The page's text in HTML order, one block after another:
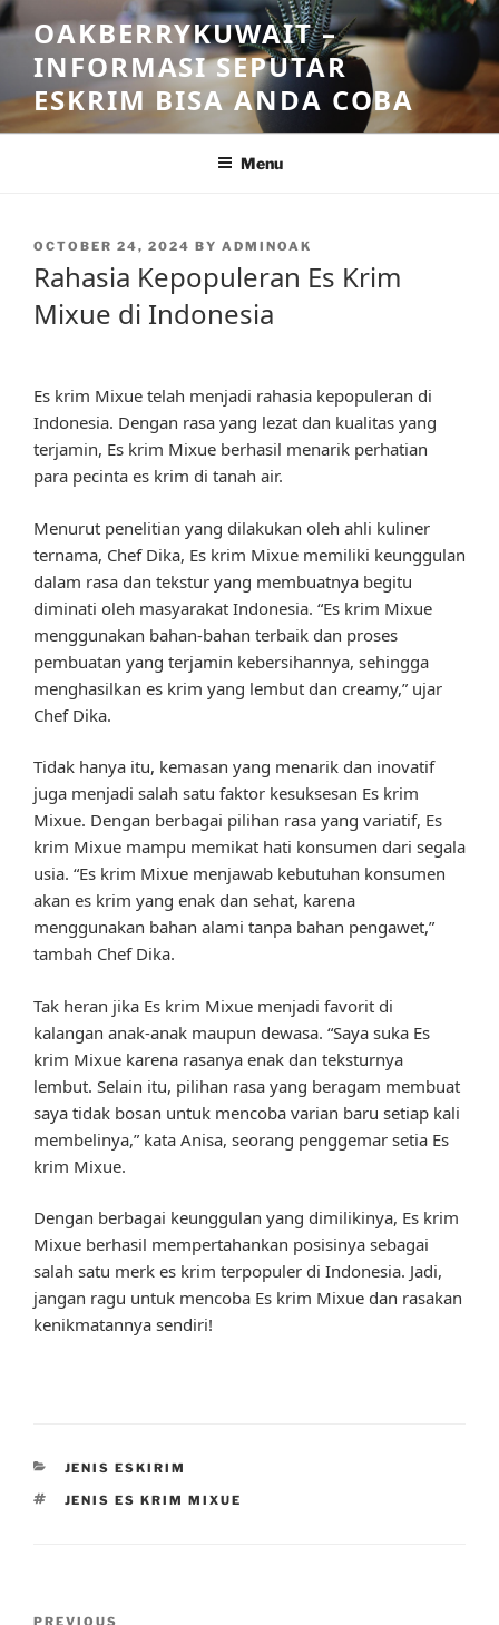
Skip
to
content
OAKBERRYKUWAIT –
INFORMASI SEPUTAR
ESKRIM BISA ANDA COBA
Menu
POSTED
OCTOBER 24, 2024 BY ADMINOAK
Rahasia Kepopuleran Es Krim
Mixue di Indonesia
Es krim Mixue telah menjadi rahasia kepopuleran di
Indonesia. Dengan rasa yang lezat dan kualitas yang
terjamin, Es krim Mixue berhasil menarik perhatian
para pecinta es krim di tanah air.
Menurut penelitian yang dilakukan oleh ahli kuliner
ternama, Chef Dika, Es krim Mixue memiliki keunggulan
dalam rasa dan tekstur yang membuatnya begitu
diminati oleh masyarakat Indonesia. “Es krim Mixue
menggunakan bahan-bahan terbaik dan proses
pembuatan yang terjamin kebersihannya, sehingga
menghasilkan es krim yang lembut dan creamy,” ujar
Chef Dika.
Tidak hanya itu, kemasan yang menarik dan inovatif
juga menjadi salah satu faktor kesuksesan Es krim
Mixue. Dengan berbagai pilihan rasa yang variatif, Es
krim Mixue mampu memikat hati konsumen dari segala
usia. “Es krim Mixue menjawab kebutuhan konsumen
akan es krim yang enak dan sehat, karena
menggunakan bahan alami tanpa bahan pengawet,”
tambah Chef Dika.
Tak heran jika Es krim Mixue menjadi favorit di
kalangan anak-anak maupun dewasa. “Saya suka Es
krim Mixue karena rasanya enak dan teksturnya
lembut. Selain itu, pilihan rasa yang beragam membuat
saya tidak bosan untuk mencoba varian baru setiap kali
membelinya,” kata Anisa, seorang penggemar setia Es
krim Mixue.
Dengan berbagai keunggulan yang dimilikinya, Es krim
Mixue berhasil mempertahankan posisinya sebagai
salah satu merk es krim terpopuler di Indonesia. Jadi,
jangan ragu untuk mencoba Es krim Mixue dan rasakan
kenikmatannya sendiri!
CATEGORIES
JENIS ESKIRIM
TAGS
JENIS ES KRIM MIXUE
PREVIOUS